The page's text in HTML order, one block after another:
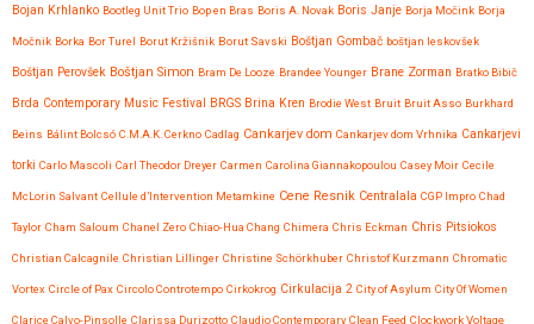
Bojan Krhlanko Bootleg Unit Trio Bop en Bras Boris A. Novak Boris Janje Borja Močink Borja
Močnik Borka Bor Turel Borut Kržišnik Borut Savski Boštjan Gombač boštjan leskovšek
Boštjan Perovšek Boštjan Simon Bram De Looze Brandee Younger Brane Zorman Bratko Bibič
Brda Contemporary Music Festival BRGS Brina Kren Brodie West Bruit Bruit Asso Burkhard
Beins Bálint Bolcsó C.M.A.K. Cerkno Cadlag Cankarjev dom Cankarjev dom Vrhnika Cankarjevi
torki Carlo Mascoli Carl Theodor Dreyer Carmen Carolina Giannakopoulou Casey Moir Cecile
McLorin Salvant Cellule d’Intervention Metamkine Cene Resnik Centralala CGP Impro Chad
Taylor Cham Saloum Chanel Zero Chiao-Hua Chang Chimera Chris Eckman Chris Pitsiokos
Christian Calcagnile Christian Lillinger Christine Schörkhuber Christof Kurzmann Chromatic
Vortex Circle of Pax Circolo Controtempo Cirkokrog Cirkulacija 2 City of Asylum City Of Women
Clarice Calvo-Pinsolle Clarissa Durizotto Claudio Contemporary Clean Feed Clockwork Voltage